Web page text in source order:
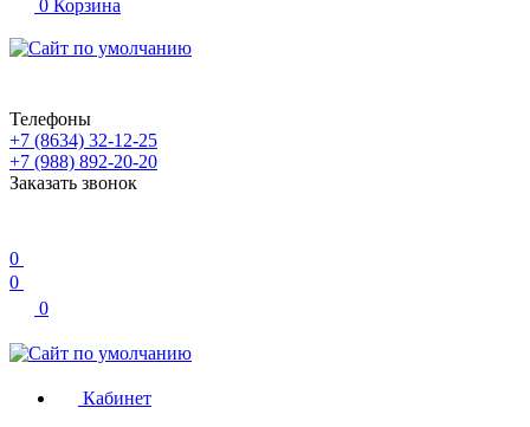
0 Корзина
Телефоны
+7 (8634) 32-12-25
+7 (988) 892-20-20
Заказать звонок
0
0
0
Кабинет